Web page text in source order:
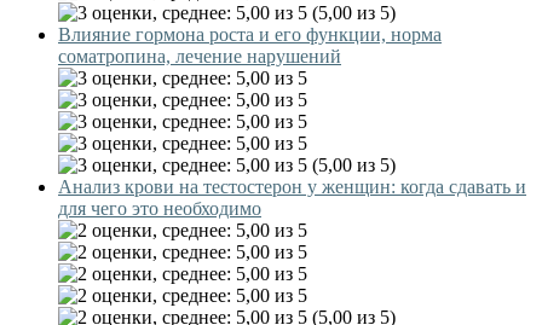
(5,00 из 5)
Влияние гормона роста и его функции, норма
соматропина, лечение нарушений
(5,00 из 5)
Анализ крови на тестостерон у женщин: когда сдавать и
для чего это необходимо
(5,00 из 5)